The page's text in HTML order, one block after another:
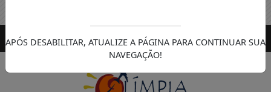
Entrar
APÓS DESABILITAR, ATUALIZE A PÁGINA PARA CONTINUAR SUA
NAVEGAÇÃO!